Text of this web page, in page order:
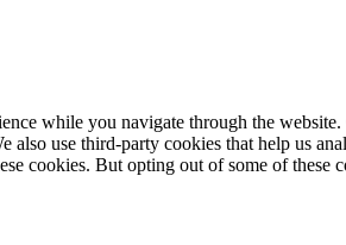
while you navigate through the
also use third-party cookies that help us
cookies. But opting out of some of these